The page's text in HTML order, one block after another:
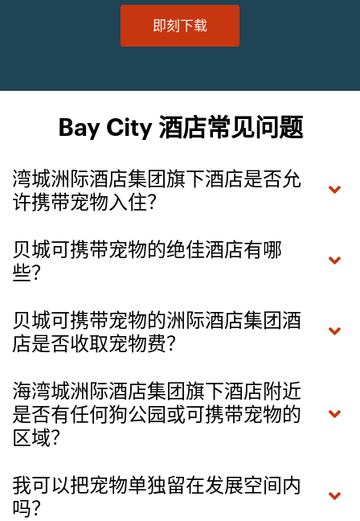
即刻下载
Bay City 酒店常见问题
湾城洲际酒店集团旗下酒店是否允
许携带宠物入住？
贝城可携带宠物的绝佳酒店有哪
些？
贝城可携带宠物的洲际酒店集团酒
店是否收取宠物费？
海湾城洲际酒店集团旗下酒店附近
是否有任何狗公园或可携带宠物的
区域？
我可以把宠物单独留在发展空间内
吗？